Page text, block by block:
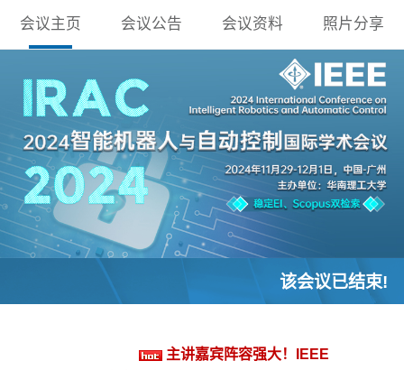
会议主页 会议公告 会议资料 照片分享
该会议已结束!
主讲嘉宾阵容强大！IEEE